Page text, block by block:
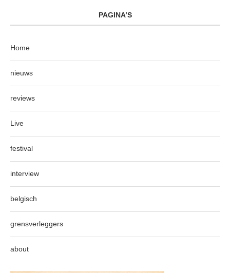
PAGINA’S
Home
nieuws
reviews
Live
festival
interview
belgisch
grensverleggers
about